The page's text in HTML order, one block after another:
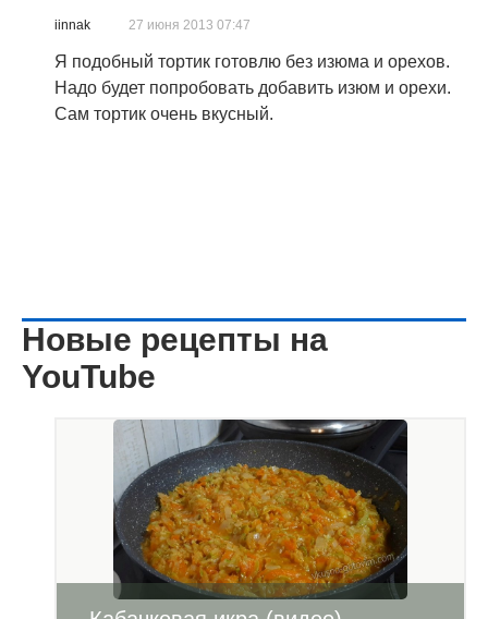
iinnak 27 июня 2013 07:47
Я подобный тортик готовлю без изюма и орехов.
Надо будет попробовать добавить изюм и орехи.
Сам тортик очень вкусный.
Новые рецепты на
YouTube